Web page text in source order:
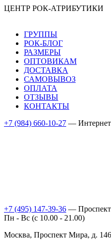
ЦЕНТР РОК-АТРИБУТИКИ
ГРУППЫ
РОК-БЛОГ
РАЗМЕРЫ
ОПТОВИКАМ
ДОСТАВКА
САМОВЫВОЗ
ОПЛАТА
ОТЗЫВЫ
КОНТАКТЫ
+7 (984) 660-10-27 —
+7 (495) 147-39-36 —
Пн - Вс (c 10.00 - 21.00)
Москва, Проспект Мира, д.